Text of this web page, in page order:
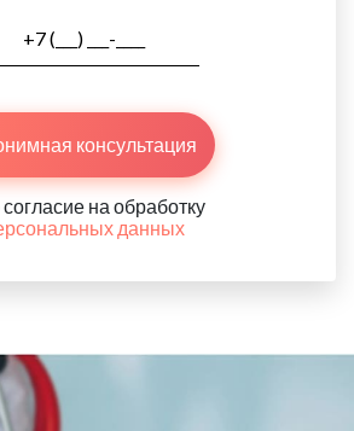
консультация
на обработку
данных